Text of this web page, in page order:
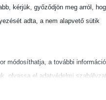
kérjük, győződjön meg arról,
adta, a nem alapvető sütik
módosíthatja, a további
olvassa el adatvédelmi